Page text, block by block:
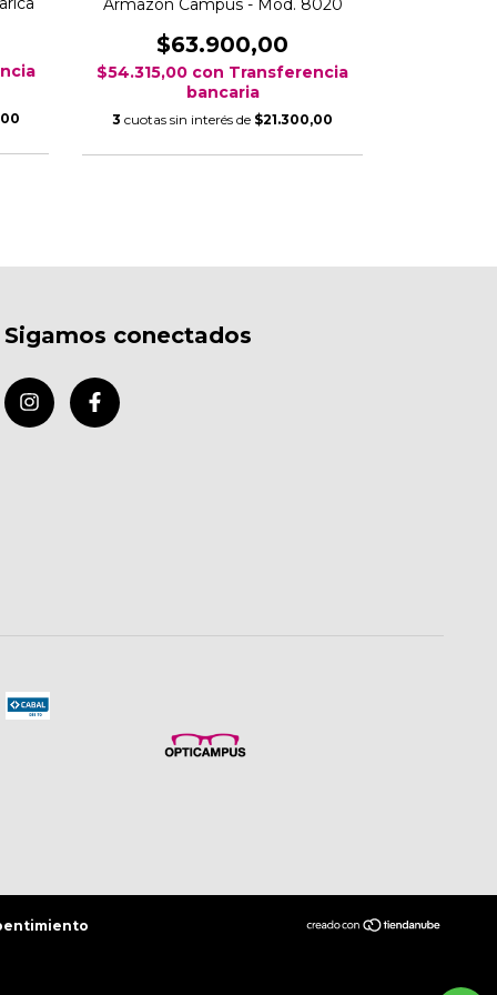
$63.900,00
$54.315,00 con Transferencia
bancaria
3 cuotas sin interés de $21.300,00
Sigamos conectados